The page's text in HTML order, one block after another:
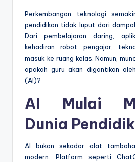
Perkembangan teknologi
pendidikan tidak luput dari
Dari pembelajaran daring,
kehadiran robot pengajar,
masuk ke ruang kelas. Namun,
apakah guru akan digantikan
(AI)?
AI Mulai
Dunia
AI bukan sekadar alat
modern. Platform seperti